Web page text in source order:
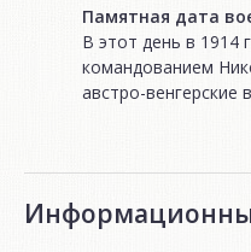
Памятная дата
В этот день в 1914
командованием
австро-венгерские